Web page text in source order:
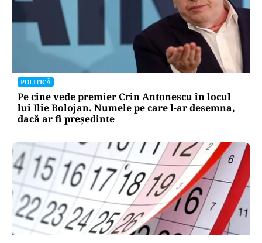
POLITICĂ
Pe cine vede premier Crin Antonescu în locul
lui Ilie Bolojan. Numele pe care l-ar desemna,
dacă ar fi președinte